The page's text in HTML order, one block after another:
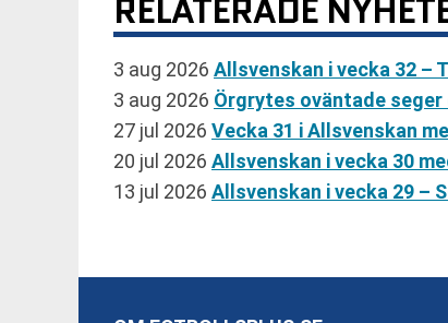
RELATERADE
3 aug 2026 Allsvenskan i vecka 32 –
3 aug 2026 Örgrytes oväntade
27 jul 2026 Vecka 31 i Allsvenskan
20 jul 2026 Allsvenskan i vecka 30
13 jul 2026 Allsvenskan i vecka 29 –